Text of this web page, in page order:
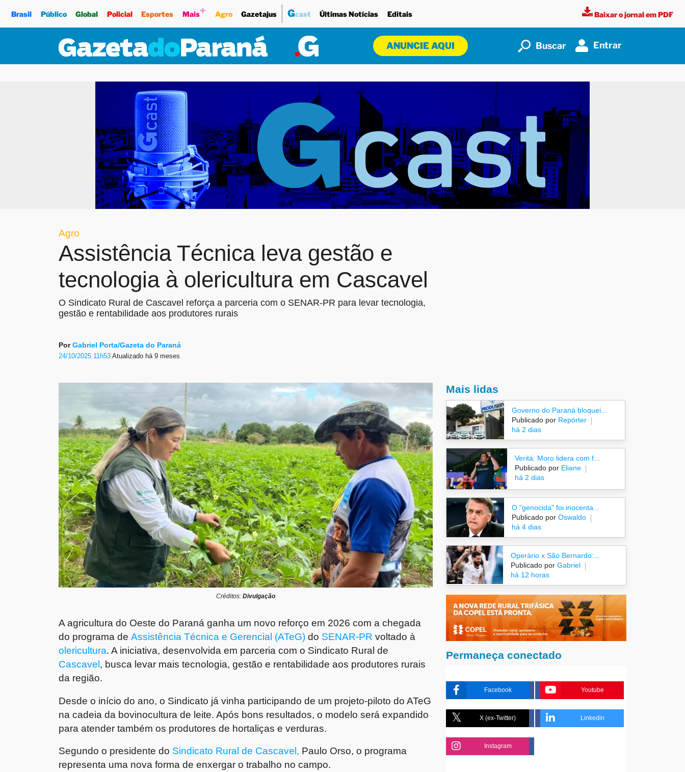
Brasil Público Global Policial Esportes Mais+ Agro Gazetajus Gcast Últimas Notícias Editais Baixar o jornal em PDF
ANUNCIE AQUI Buscar Entrar
Agro
Assistência Técnica leva gestão e
tecnologia à olericultura em Cascavel
O Sindicato Rural de Cascavel reforça a parceria com o SENAR-PR para levar tecnologia,
gestão e rentabilidade aos produtores rurais
PorGabriel Porta/Gazeta do Paraná
24/10/2025 11h53Atualizado há 9 meses
Créditos: Divulgação
A agricultura do Oeste do Paraná ganha um novo reforço em 2026 com a chegada
do programa deAssistência Técnica e Gerencial (ATeG) do SENAR-PR voltado à
olericultura. A iniciativa, desenvolvida em parceria com o Sindicato Rural de
Cascavel, busca levar mais tecnologia, gestão e rentabilidade aos produtores rurais
da região.
Desde o início do ano, o Sindicato já vinha participando de um projeto-piloto do ATeG
na cadeia da bovinocultura de leite. Após bons resultados, o modelo será expandido
para atender também os produtores de hortaliças e verduras.
Segundo o presidente do Sindicato Rural de Cascavel, Paulo Orso, o programa
representa uma nova forma de enxergar o trabalho no campo.
Mais lidas
Governo do Paraná bloquei...
Publicado por Repórter
há 2 dias
Veritá: Moro lidera com f...
Publicado porEliane
há 2 dias
O "genocida" foi inocenta...
Publicado por Oswaldo
há 4 dias
Operário x São Bernardo:...
Publicado por Gabriel
há 12 horas
Permaneça conectado
Facebook Youtube
X (ex-Twitter) Linkedin
Instagram